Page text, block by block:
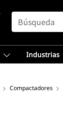
SEARCH
Industrias
Compactadores